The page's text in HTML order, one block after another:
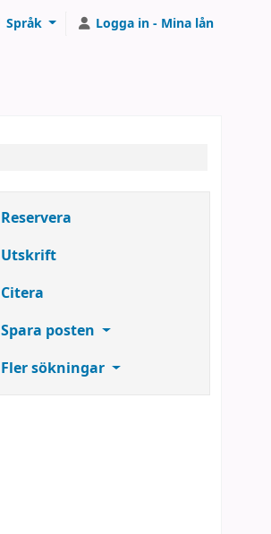
Språk Logga in - Mina lån
Reservera
Utskrift
Citera
Spara posten
Fler sökningar